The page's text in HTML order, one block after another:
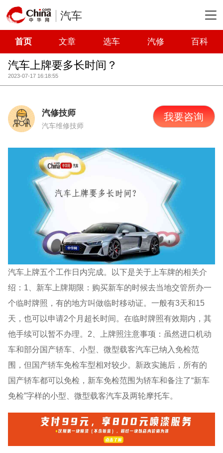
汽车
首页 文章 选车 汽修 百科
汽车上牌要多长时间？
2023-07-17 16:18:55
汽修技师
汽车维修技师
我要咨询
汽车上牌五个工作日内完成。以下是关于上车牌的相关介
绍：1、新车上牌期限：购买新车的时候去当地交管所办一
个临时牌照，有的地方叫做临时移动证。一般有3天和15
天，也可以申请2个月超长时间。在临时牌照有效期内，其
他手续可以暂不办理。2、上牌照注意事项：虽然进口机动
车和部分国产轿车、小型、微型载客汽车已纳入免检范
围，但国产轿车免检车型相对较少。新政实施后，所有的
国产轿车都可以免检，新车免检范围为轿车和备注了“新车
免检”字样的小型、微型载客汽车及两轮摩托车。